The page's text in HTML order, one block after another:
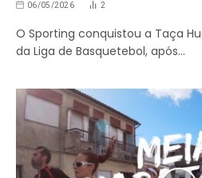
06/05/2026 2
O Sporting conquistou a Taça
da Liga de Basquetebol, após…